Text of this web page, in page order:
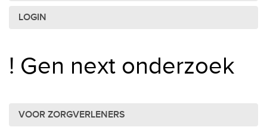
LOGIN
! Gen next onderzoek
VOOR ZORGVERLENERS